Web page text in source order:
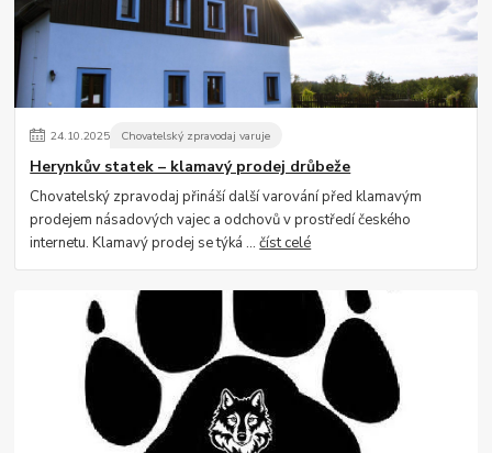
24.10.2025 Chovatelský zpravodaj varuje
Herynkův statek – klamavý prodej drůbeže
Chovatelský zpravodaj přináší další varování před klamavým
prodejem násadových vajec a odchovů v prostředí českého
internetu. Klamavý prodej se týká ...číst celé